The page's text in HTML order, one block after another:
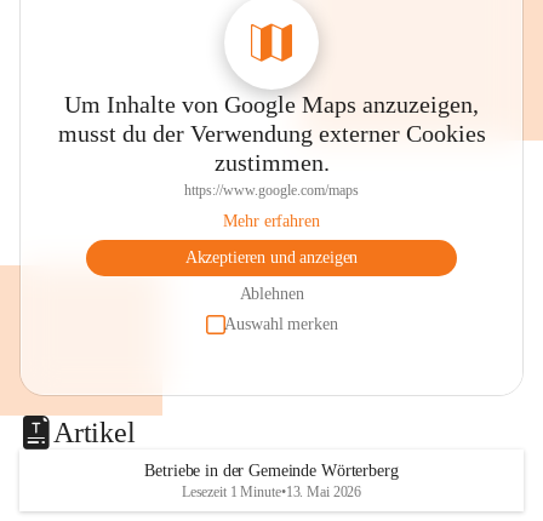
Um Inhalte von Google Maps anzuzeigen,
musst du der Verwendung externer Cookies
zustimmen.
https://www.google.com/maps
Mehr erfahren
Akzeptieren und anzeigen
Ablehnen
Auswahl merken
Artikel
Betriebe in der Gemeinde Wörterberg
Lesezeit 1 Minute•13. Mai 2026